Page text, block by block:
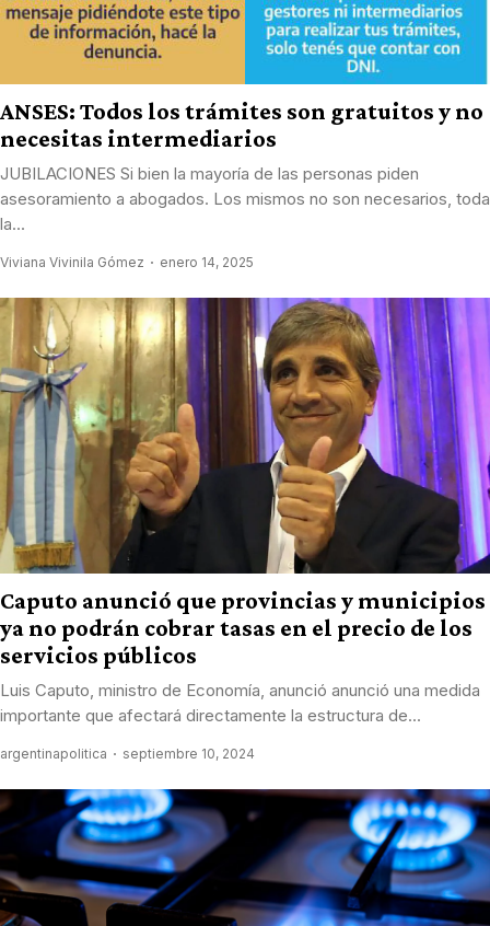
ANSES: Todos los trámites son gratuitos y no
necesitas intermediarios
JUBILACIONES Si bien la mayoría de las personas piden
asesoramiento a abogados. Los mismos no son necesarios, toda
la...
Viviana Vivinila Gómez enero 14, 2025
Caputo anunció que provincias y municipios
ya no podrán cobrar tasas en el precio de los
servicios públicos
Luis Caputo, ministro de Economía, anunció anunció una medida
importante que afectará directamente la estructura de...
argentinapolitica septiembre 10, 2024